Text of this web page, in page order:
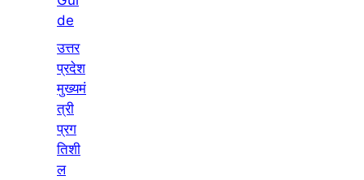
de
उत्तर
प्रदेश
मुख्यमं
त्री
प्रग
तिशी
ल